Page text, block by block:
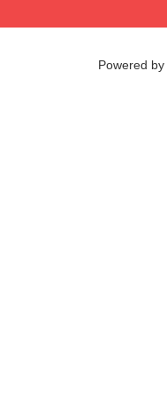
Powered by